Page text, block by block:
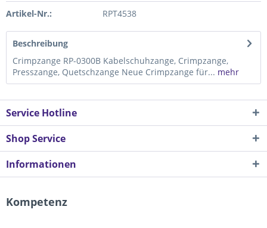
Artikel-Nr.: RPT4538
Beschreibung
Crimpzange RP-0300B Kabelschuhzange, Crimpzange,
Presszange, Quetschzange Neue Crimpzange für... mehr
Service Hotline
Shop Service
Informationen
Kompetenz